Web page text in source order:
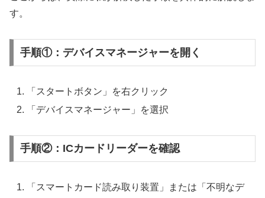
す。
手順①：デバイスマネージャーを開く
「スタートボタン」を右クリック
「デバイスマネージャー」を選択
手順②：ICカードリーダーを確認
「スマートカード読み取り装置」または「不明なデ